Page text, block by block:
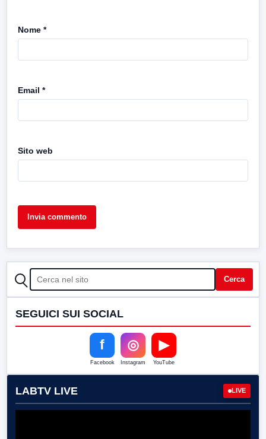
Nome *
Email *
Sito web
CERCA Cerca
SEGUICI SUI SOCIAL
f
Facebook
◎
Instagram
▶
YouTube
LABTV LIVE LIVE